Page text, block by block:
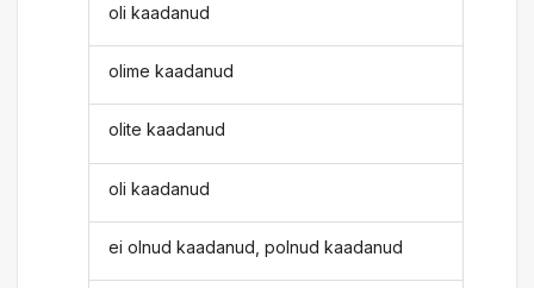
oli kaadanud
olime kaadanud
olite kaadanud
oli kaadanud
ei olnud kaadanud, polnud kaadanud